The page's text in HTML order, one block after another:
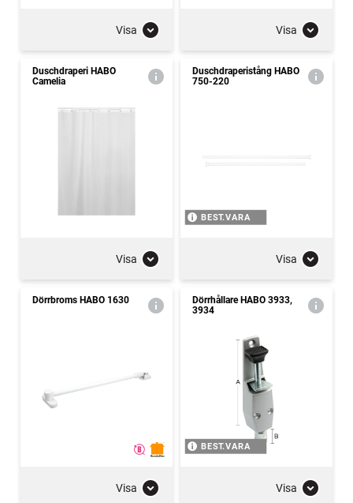
Visa Visa
Duschdraperi HABO
Camelia
Visa
Duschdraperistång HABO
750-220
BEST.VARA
Visa
Dörrbroms HABO 1630
Visa
Dörrhållare HABO 3933,
3934
BEST.VARA
Visa